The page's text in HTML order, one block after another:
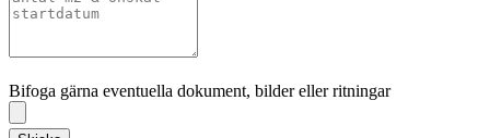
Bifoga gärna eventuella dokument, bilder eller ritningar